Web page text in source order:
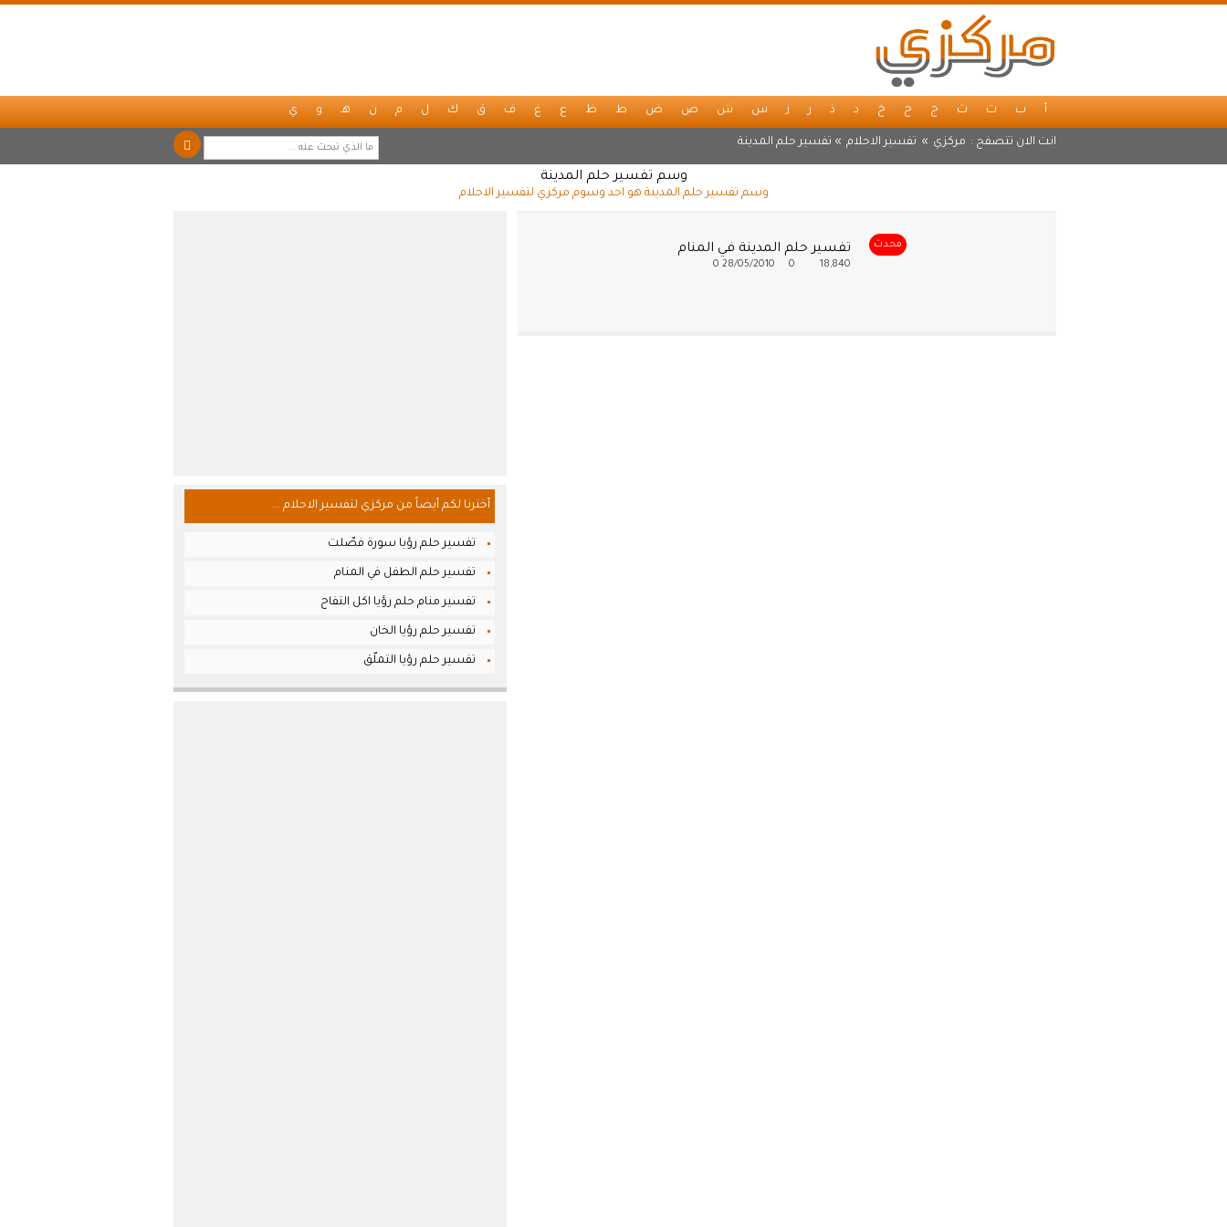
أ ب ت ث ج ح خ د ذ ر ز س ش ص ض ط ظ ع غ ف ق ك ل م ن هـ و ي
انت الان تتصفح : مركزي » تفسير الاحلام » تفسير حلم المدينة
وسم تفسير حلم المدينة
وسم تفسير حلم المدينة هو احد وسوم مركزي لتفسير الاحلام
محدث تفسير حلم المدينة في المنام
18,840
28/05/2010
0
أخترنا لكم أيضاً من مركزي لتفسير الاحلام ...
تفسير حلم رؤيا سورة فصّلت
تفسير حلم الطفل في المنام
تفسير منام حلم رؤيا اكل التفاح
تفسير حلم رؤيا الخان
تفسير حلم رؤيا التملّق